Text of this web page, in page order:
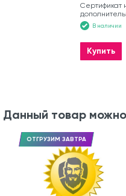
Сертификат
лодкуВ наличии
Купить
Данный товар
ОТГРУЗИМ ЗАВТРА